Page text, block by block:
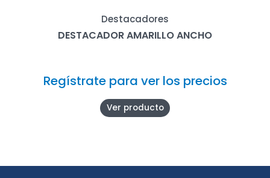
Destacadores
DESTACADOR AMARILLO ANCHO
Regístrate para ver los precios
Ver producto